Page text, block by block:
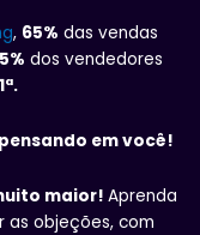
, 65% das vendas
dos vendedores
em você!
maior! Aprenda
objeções, com